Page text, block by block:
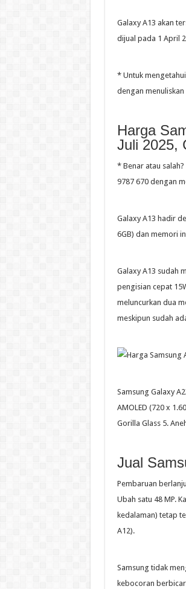
Galaxy A13 akan
dijual pada 1 April
* Untuk
dengan
Harga
Juli 2025,
* Benar atau
9787 670 dengan
Galaxy A13 hadir
6GB) dan memori
Galaxy A13 sudah
pengisian cepat
meluncurkan dua
meskipun sudah
Samsung Galaxy
AMOLED (720 x
Gorilla Glass 5.
Jual
Pembaruan
Ubah satu 48 MP.
kedalaman) tetap
A12).
Samsung tidak
kebocoran